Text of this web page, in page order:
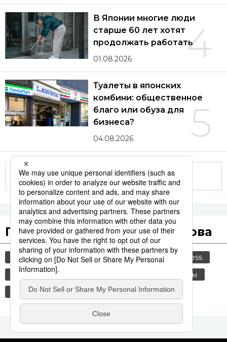
4
В Японии многие люди
старше 60 лет хотят
продолжать работать
01.08.2026
5
Туалеты в японских
комбини: общественное
благо или обуза для
бизнеса?
04.08.2026
Другие статьи по теме
Популярные поисковые слова
общество культура политика
jiji press
история
туалеты
технологии
комбини